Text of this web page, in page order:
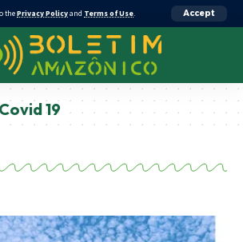
thePrivacy Policyand Terms of Use. Accept
19